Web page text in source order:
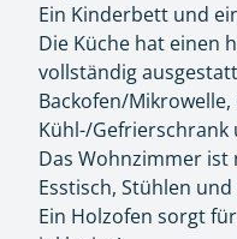
Ein Kinderbett und
Die Küche hat einen
vollständig
Backofen/
Kühl-/Gefrierschrank
Das Wohnzimmer ist
Esstisch, Stühlen
Ein Holzofen sorgt